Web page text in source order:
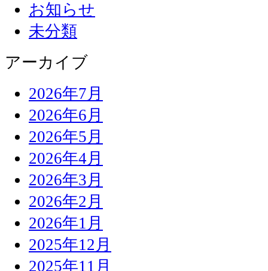
お知らせ
未分類
アーカイブ
2026年7月
2026年6月
2026年5月
2026年4月
2026年3月
2026年2月
2026年1月
2025年12月
2025年11月